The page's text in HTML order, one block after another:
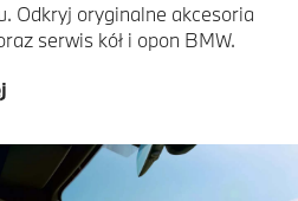
Odkryj oryginalne akcesoria
serwis kół i opon BMW.